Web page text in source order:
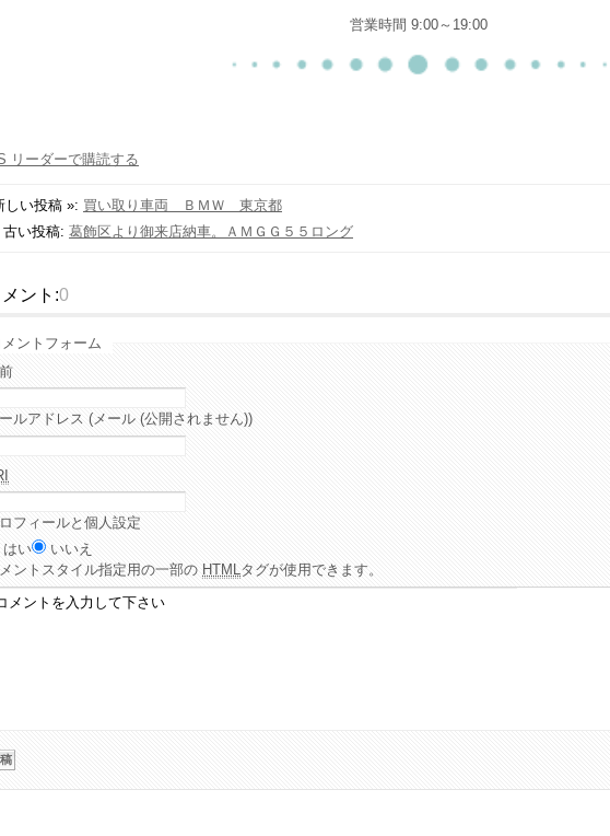
営業時間 9:00～19:00
しい投稿 »: 買い取り車両 ＢＭＷ 東京都
古い投稿: 葛飾区より御来店納車。ＡＭＧＧ５５ロング
メント:0
メントフォーム
ルアドレス (メール (公開されません))
フィールと個人設定
はい
いいえ
ント スタイル指定用の一部の HTMLタグが使用できます。